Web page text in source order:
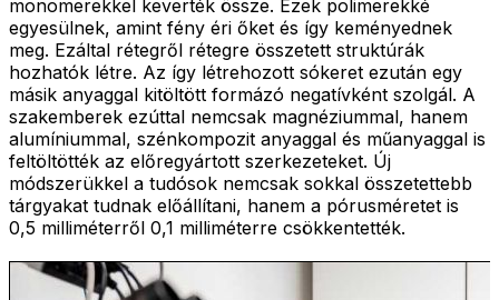
monomerekkel keverték össze. Ezek polimerekké
egyesülnek, amint fény éri őket és így keményednek
meg. Ezáltal rétegről rétegre összetett struktúrák
hozhatók létre. Az így létrehozott sókeret ezután egy
másik anyaggal kitöltött formázó negatívként szolgál. A
szakemberek ezúttal nemcsak magnéziummal, hanem
alumíniummal, szénkompozit anyaggal és műanyaggal is
feltöltötték az előregyártott szerkezeteket. Új
módszerükkel a tudósok nemcsak sokkal összetettebb
tárgyakat tudnak előállítani, hanem a pórusméretet is
0,5 milliméterről 0,1 milliméterre csökkentették.